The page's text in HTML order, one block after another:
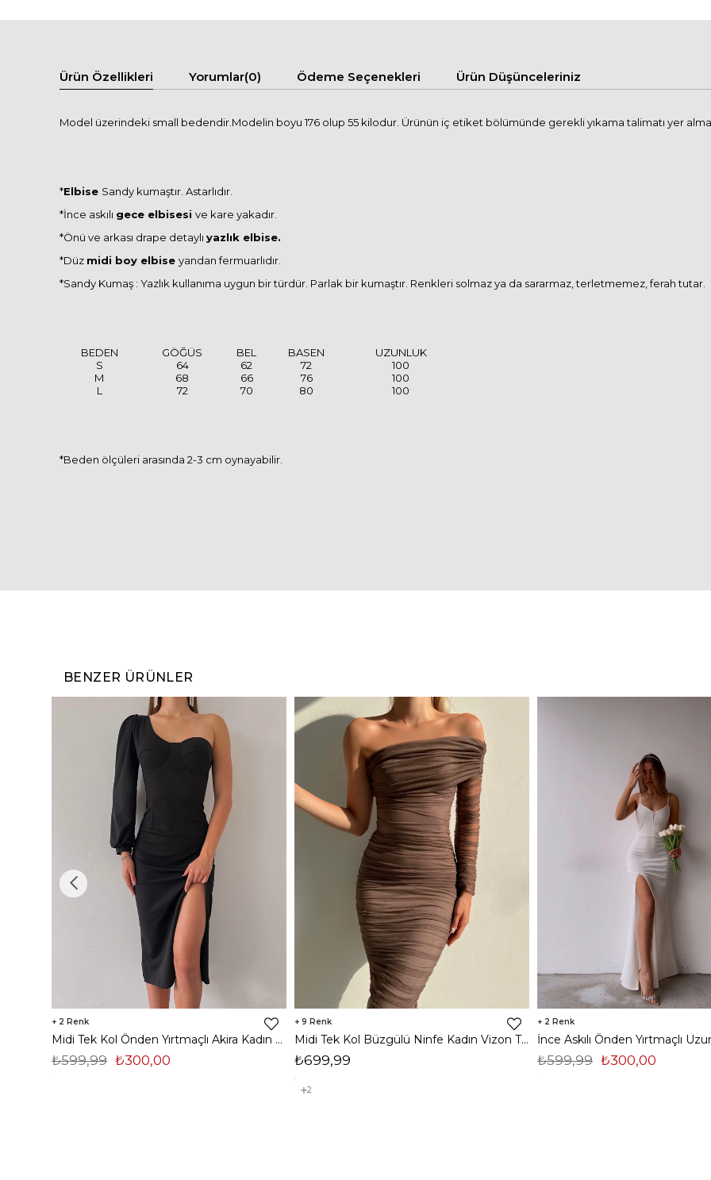
Ürün Özellikleri Yorumlar(0) Ödeme Seçenekleri Ürün Düşünceleriniz
Model üzerindeki small bedendir.Modelin boyu 176 olup 55 kilodur. Ürünün iç etiket bölümünde gerekli yıkama talimatı yer
*Elbise Sandy kumaştır. Astarlıdır.
*İnce askılı gece elbisesi ve kare yakadır.
*Önü ve arkası drape detaylı yazlık elbise.
*Düz midi boy elbise yandan fermuarlıdır.
*Sandy Kumaş : Yazlık kullanıma uygun bir türdür. Parlak bir kumaştır. Renkleri solmaz ya da sararmaz, terletmemez, ferah tutar.
BEDEN GÖĞÜS BEL BASEN
UZUNLUK
S
64 62 72
100
M
68 66 76
100
L
72 70 80 100
*Beden ölçüleri arasında 2-3 cm oynayabilir.
BENZER ÜRÜNLER
2
Midi Tek Kol Önden Yırtmaçlı Akira Kadın Siyah Elbise 22K000228
₺300,00
₺599,99
9
Midi Tek Kol Büzgülü Ninfe Kadın Vizon Tül Elbise 22K000524
₺699,99
2
2
₺300,00
₺599,99